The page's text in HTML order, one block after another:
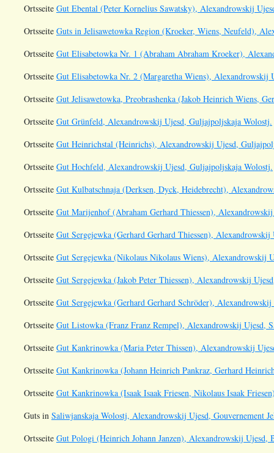
Ortsseite Gut Ebental (Peter Kornelius Sawatsky), Alexandrowskij
Ortsseite Guts in Jelisawetowka Region (Kroeker, Wiens, Neufeld),
Ortsseite Gut Elisabetowka Nr. 1 (Abraham Abraham Kroeker),
Ortsseite Gut Elisabetowka Nr. 2 (Margaretha Wiens), Alexandrowskij
Ortsseite Gut Jelisawetowka, Preobrashenka (Jakob Heinrich Wiens,
Ortsseite Gut Grünfeld, Alexandrowskij Ujesd, Guljajpoljskaja Wolostj.
Ortsseite Gut Heinrichstal (Heinrichs), Alexandrowskij Ujesd,
Ortsseite Gut Hochfeld, Alexandrowskij Ujesd, Guljajpoljskaja Wolostj.
Ortsseite Gut Kulbatschnaja (Derksen, Dyck, Heidebrecht),
Ortsseite Gut Marijenhof (Abraham Gerhard Thiessen),
Ortsseite Gut Sergejewka (Gerhard Gerhard Thiessen),
Ortsseite Gut Sergejewka (Nikolaus Nikolaus Wiens), Alexandrowskij
Ortsseite Gut Sergejewka (Jakob Peter Thiessen), Alexandrowskij
Ortsseite Gut Sergejewka (Gerhard Gerhard Schröder),
Ortsseite Gut Listowka (Franz Franz Rempel), Alexandrowskij Ujesd,
Ortsseite Gut Kankrinowka (Maria Peter Thissen), Alexandrowskij
Ortsseite Gut Kankrinowka (Johann Heinrich Pankraz, Gerhard
Ortsseite Gut Kankrinowka (Isaak Isaak Friesen, Nikolaus Isaak
Guts in Saliwjanskaja Wolostj, Alexandrowskij Ujesd, Gouvernement
Ortsseite Gut Pologi (Heinrich Johann Janzen), Alexandrowskij Ujesd,